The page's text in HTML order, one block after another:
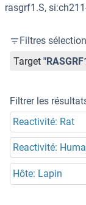
rasgrf1.S,
Filtres
Target
Filtrer les
Reactivité: Rat
Reactivité:
Hôte: Lapin